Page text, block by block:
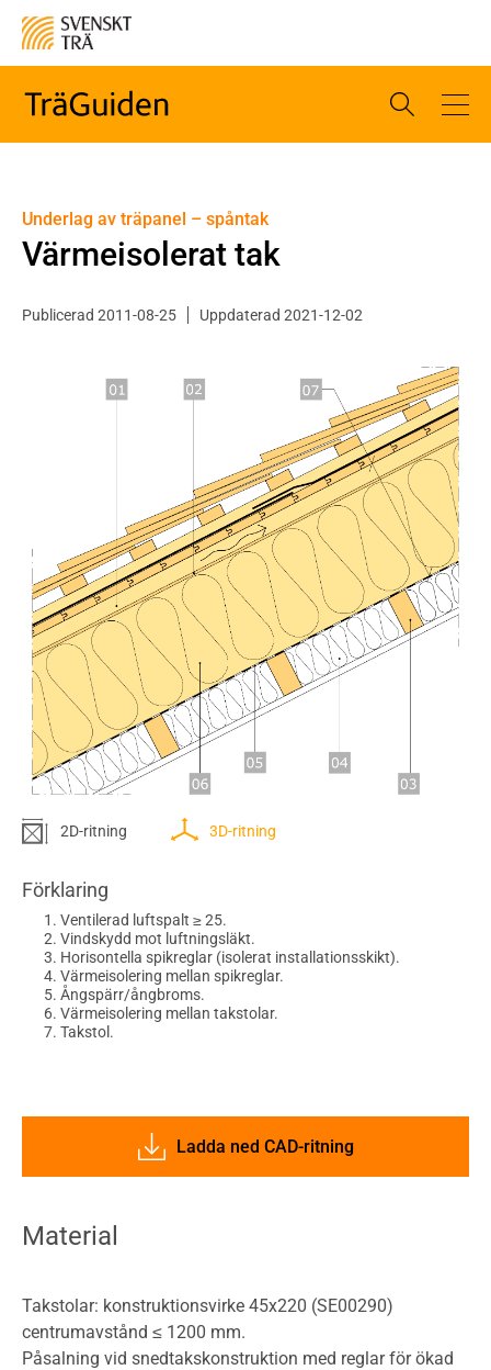
Underlag av träpanel – spåntak
Värmeisolerat tak
Publicerad 2011-08-25 Uppdaterad 2021-12-02
2D-ritning 3D-ritning
Förklaring
Ventilerad luftspalt ≥ 25.
Vindskydd mot luftningsläkt.
Horisontella spikreglar (isolerat installationsskikt).
Värmeisolering mellan spikreglar.
Ångspärr/ångbroms.
Värmeisolering mellan takstolar.
Takstol.
Ladda ned CAD-ritning
Material
Takstolar: konstruktionsvirke 45x220 (SE00290)
centrumavstånd ≤ 1200 mm.
Påsalning vid snedtakskonstruktion med reglar för ökad